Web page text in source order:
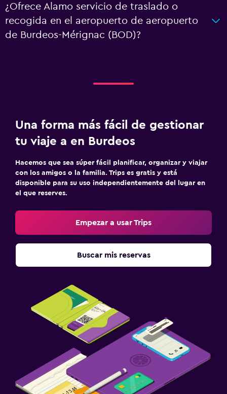
¿Ofrece Alamo servicio de traslado o
recogida en el aeropuerto de aeropuerto
de Burdeos-Mérignac (BOD)?
Una forma más fácil de gestionar
tu viaje a en Burdeos
Hacemos que sea súper fácil planificar, organizar y viajar
con los amigos o la familia. Trips es gratis y está
disponible para su uso independientemente del lugar en
el que reserves.
Empezar a usar Trips
Buscar mis reservas